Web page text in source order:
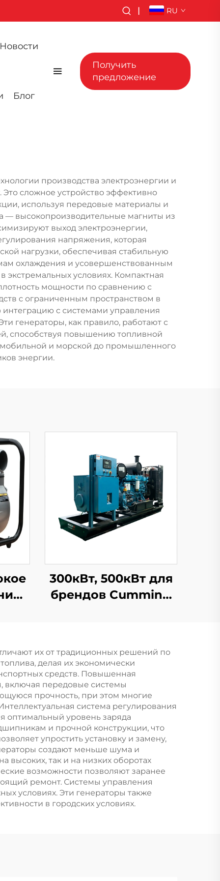
| RU
Новости
Блог
Получить
предложение
производства электроэнергии и
сложное устройство эффективно
используя передовые материалы и
— высокопроизводительные магниты из
выход электроэнергии,
напряжения, которая
нагрузки, обеспечивая стабильную
охлаждения и усовершенствованным
условиях. Компактная
мощности по сравнению с
с ограниченным пространством в
с системами управления
генераторы, как правило, работают с
способствуя повышению топливной
и морской до промышленного
энергии.
300кВт, 500кВт для
брендов Cummins,
дизельные
электростанции
их от традиционных решений по
делая их экономически
средств. Повышенная
включая передовые системы
прочность, при этом многие
система регулирования
оптимальный уровень заряда
и прочной конструкции, что
упростить установку и замену,
создают меньше шума и
высоких, так и на низких оборотах
возможности позволяют заранее
ремонт. Системы управления
условиях. Эти генераторы также
в городских условиях.